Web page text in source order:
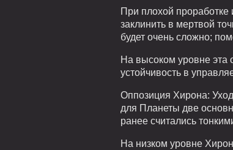
При плохой проработке
заклинить в мертвой
будет очень сложно;
На высоком уровне эта
устойчивость в
Оппозиция Хирона:
для Планеты две
ранее считались
На низком уровне